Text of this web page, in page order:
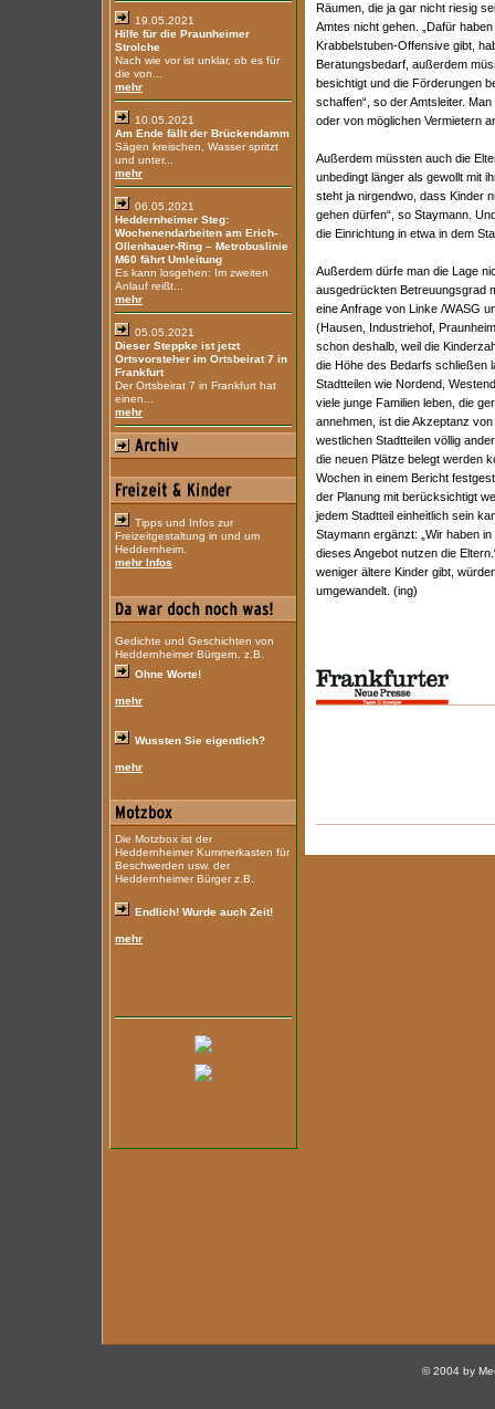
19.05.2021
Hilfe für die Praunheimer
Strolche
Nach wie vor ist unklar, ob es für
die von...
mehr
10.05.2021
Am Ende fällt der Brückendamm
Sägen kreischen, Wasser spritzt
und unter...
mehr
06.05.2021
Heddernheimer Steg:
Wochenendarbeiten am Erich-
Ollenhauer-Ring – Metrobuslinie
M60 fährt Umleitung
Es kann losgehen: Im zweiten
Anlauf reißt...
mehr
05.05.2021
Dieser Steppke ist jetzt
Ortsvorsteher im Ortsbeirat 7 in
Frankfurt
Der Ortsbeirat 7 in Frankfurt hat
einen...
mehr
Tipps und Infos zur
Freizeitgestaltung in und um
Heddernheim.
mehr Infos
Gedichte und Geschichten von
Heddernheimer Bürgern. z.B.
Ohne Worte!
mehr
Wussten Sie eigentlich?
mehr
Die Motzbox ist der
Heddernheimer Kummerkasten für
Beschwerden usw. der
Heddernheimer Bürger z.B.
Endlich! Wurde auch Zeit!
mehr
Räumen, die ja gar nicht riesig
Amtes nicht gehen. „Dafür
Krabbelstuben-Offensive gibt,
Beratungsbedarf, außerdem
besichtigt und die Förderungen
schaffen“, so der Amtsleiter.
oder von möglichen Vermietern
Außerdem müssten auch die
unbedingt länger als gewollt mit
steht ja nirgendwo, dass Kinder
gehen dürfen“, so Staymann.
die Einrichtung in etwa in dem
Außerdem dürfe man die Lage
ausgedrückten Betreuungsgrad
eine Anfrage von Linke /WASG
(Hausen, Industriehof,
schon deshalb, weil die
die Höhe des Bedarfs schließen
Stadtteilen wie Nordend,
viele junge Familien leben, die
annehmen, ist die Akzeptanz
westlichen Stadtteilen völlig
die neuen Plätze belegt werden
Wochen in einem Bericht
der Planung mit berücksichtigt
jedem Stadtteil einheitlich sein
Staymann ergänzt: „Wir haben
dieses Angebot nutzen die
weniger ältere Kinder gibt,
umgewandelt. (ing)
© 2004 by